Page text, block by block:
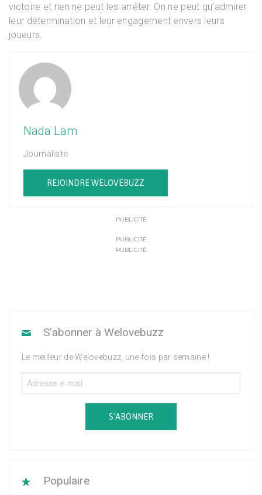
victoire et rien ne peut les arrêter. On ne peut qu’admirer
leur détermination et leur engagement envers leurs
joueurs.
Nada Lam
Journaliste
REJOINDRE WELOVEBUZZ
PUBLICITÉ
PUBLICITÉ
PUBLICITÉ
S'abonner à Welovebuzz
Le meilleur de Welovebuzz, une fois par semaine !
S'ABONNER
Populaire